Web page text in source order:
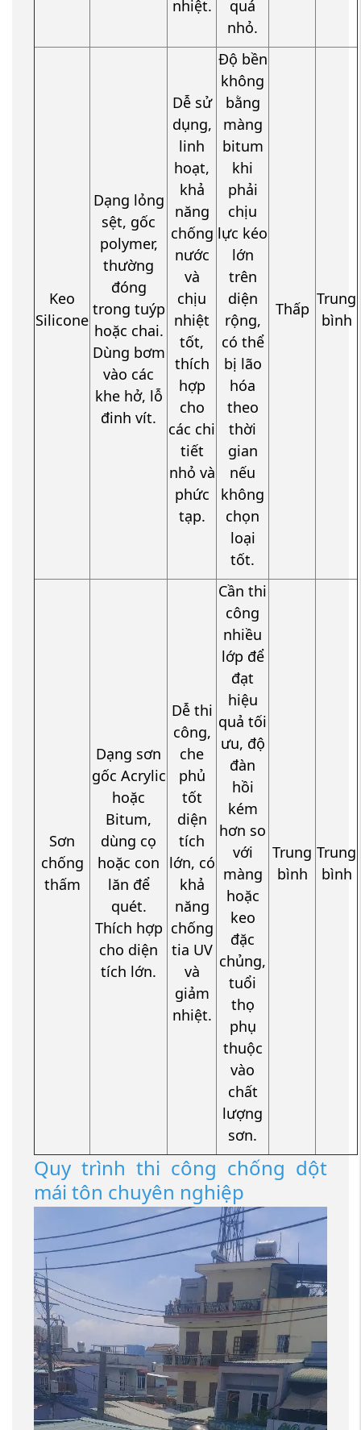
nhiệt.
quá
nhỏ.
Keo
Silicone
Dạng lỏng
sệt, gốc
polymer,
thường
đóng
trong tuýp
hoặc chai.
Dùng bơm
vào các
khe hở, lỗ
đinh vít.
Dễ sử
dụng,
linh
hoạt,
khả
năng
chống
nước
và
chịu
nhiệt
tốt,
thích
hợp
cho
các chi
tiết
nhỏ và
phức
tạp.
Độ bền
không
bằng
màng
bitum
khi
phải
chịu
lực kéo
lớn
trên
diện
rộng,
có thể
bị lão
hóa
theo
thời
gian
nếu
không
chọn
loại
tốt.
Thấp
Trung
bình
Sơn
chống
thấm
Dạng sơn
gốc Acrylic
hoặc
Bitum,
dùng cọ
hoặc con
lăn để
quét.
Thích hợp
cho diện
tích lớn.
Dễ thi
công,
che
phủ
tốt
diện
tích
lớn, có
khả
năng
chống
tia UV
và
giảm
nhiệt.
Cần thi
công
nhiều
lớp để
đạt
hiệu
quả tối
ưu, độ
đàn
hồi
kém
hơn so
với
màng
hoặc
keo
đặc
chủng,
tuổi
thọ
phụ
thuộc
vào
chất
lượng
sơn.
Trung
bình
Trung
bình
Quy trình thi công chống dột
mái tôn chuyên nghiệp